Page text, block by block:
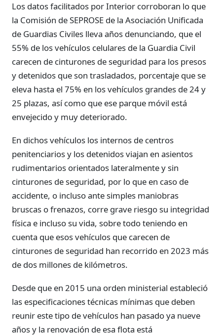
Los datos facilitados por Interior corroboran lo que
la Comisión de SEPROSE de la Asociación Unificada
de Guardias Civiles lleva años denunciando, que el
55% de los vehículos celulares de la Guardia Civil
carecen de cinturones de seguridad para los presos
y detenidos que son trasladados, porcentaje que se
eleva hasta el 75% en los vehículos grandes de 24 y
25 plazas, así como que ese parque móvil está
envejecido y muy deteriorado.
En dichos vehículos los internos de centros
penitenciarios y los detenidos viajan en asientos
rudimentarios orientados lateralmente y sin
cinturones de seguridad, por lo que en caso de
accidente, o incluso ante simples maniobras
bruscas o frenazos, corre grave riesgo su integridad
física e incluso su vida, sobre todo teniendo en
cuenta que esos vehículos que carecen de
cinturones de seguridad han recorrido en 2023 más
de dos millones de kilómetros.
Desde que en 2015 una orden ministerial estableció
las especificaciones técnicas mínimas que deben
reunir este tipo de vehículos han pasado ya nueve
años y la renovación de esa flota está